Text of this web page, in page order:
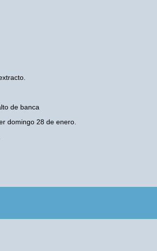
de banca
domingo 28 de enero.